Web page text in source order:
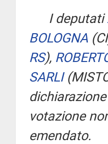
I deputati
BOLOGNA
RS),
SARLI
votazione
emendato.